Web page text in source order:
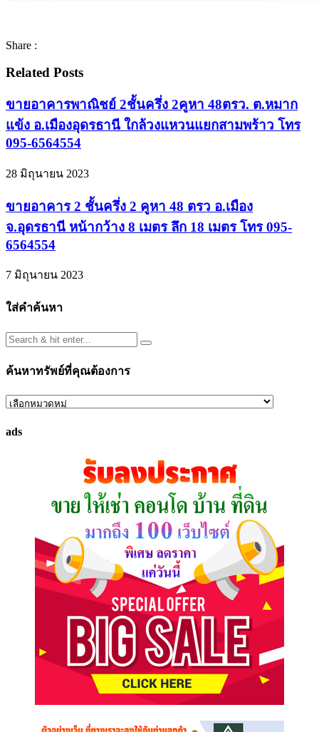
Share :
Related Posts
ขายอาคารพาณิชย์ 2ชั้นครึ่ง 2คูหา 48ตรว. ต.หมาก
แข้ง อ.เมืองอุดรธานี ใกล้วงแหวนแยกสามพร้าว โทร
095-6564554
28 มิถุนายน 2023
ขายอาคาร 2 ชั้นครึ่ง 2 คูหา 48 ตรว อ.เมือง
จ.อุดรธานี หน้ากว้าง 8 เมตร ลึก 18 เมตร โทร 095-
6564554
7 มิถุนายน 2023
ใส่คำค้นหา
ค้นหาทรัพย์ที่คุณต้องการ
ค้นหา
ที่
ads